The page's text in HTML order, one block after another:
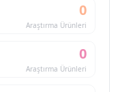
0
Araştırma Ürünleri
0
Araştırma Ürünleri